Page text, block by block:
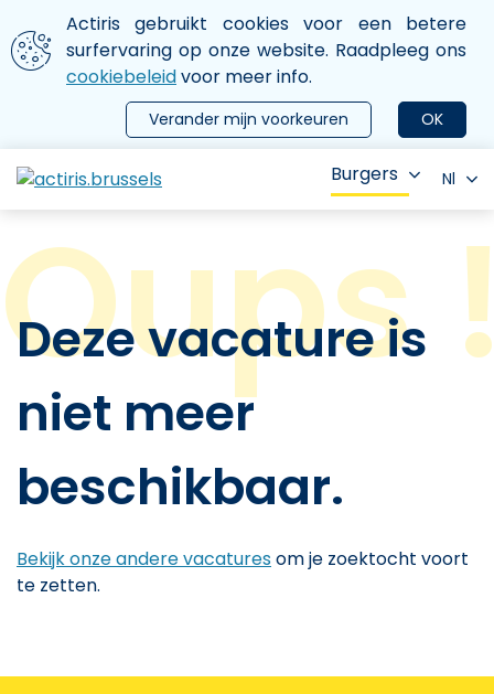
Aller au contenu principal
We gebruiken cookies
Actiris gebruikt cookies voor een betere
surfervaring op onze website. Raadpleeg ons
cookiebeleidvoor meer info.
OK
Verander mijn voorkeuren
le menu
Burgers Nl
Deze vacature is
niet meer
beschikbaar.
Bekijk onze andere vacaturesom je zoektocht voort
te zetten.